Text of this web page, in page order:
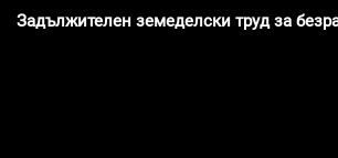
Задължителен земеделски труд за